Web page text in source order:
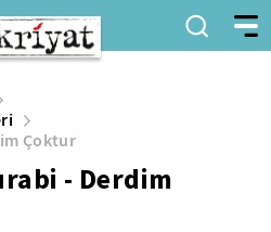
Çoktur
- Derdim